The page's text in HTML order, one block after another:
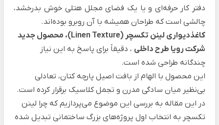
دفتر کار حرفه‌ای و یا یک فضای مجلل هتلی خوش بدرخشد،
چالشی است که طراحان همیشه با آن روبرو بوده‌اند.
کاغذدیواری لینن تکسچر (Linen Texture)، محصول جدید
شرکت رویا طرح داخلی ، دقیقاً برای پاسخ به این نیاز
چندگانه طراحی شده است.
این محصول با الهام از بافت اصیل پارچه کتان، تعادلی
بی‌نظیر میان سادگی مدرن و تجمل کلاسیک برقرار کرده است.
در این مقاله به بررسی این موضوع می‌پردازیم که چرا لینن
تکسچر به انتخاب اول پروژه‌های بزرگ ساختمانی تبدیل شده